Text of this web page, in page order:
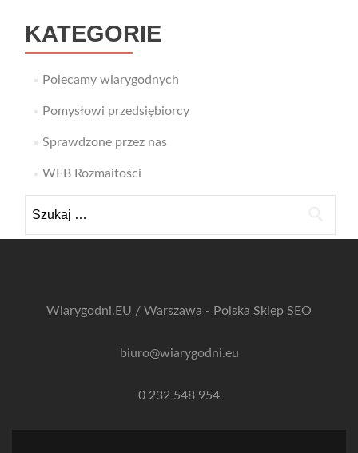
KATEGORIE
Polecamy wiarygodnych
Pomysłowi przedsiębiorcy
Sprawdzone przez nas
WEB Rozmaitości
Wiarygodni.EU / Warszawa - Polska Sklep SEO
biuro@wiarygodni.eu
0 232 548 954